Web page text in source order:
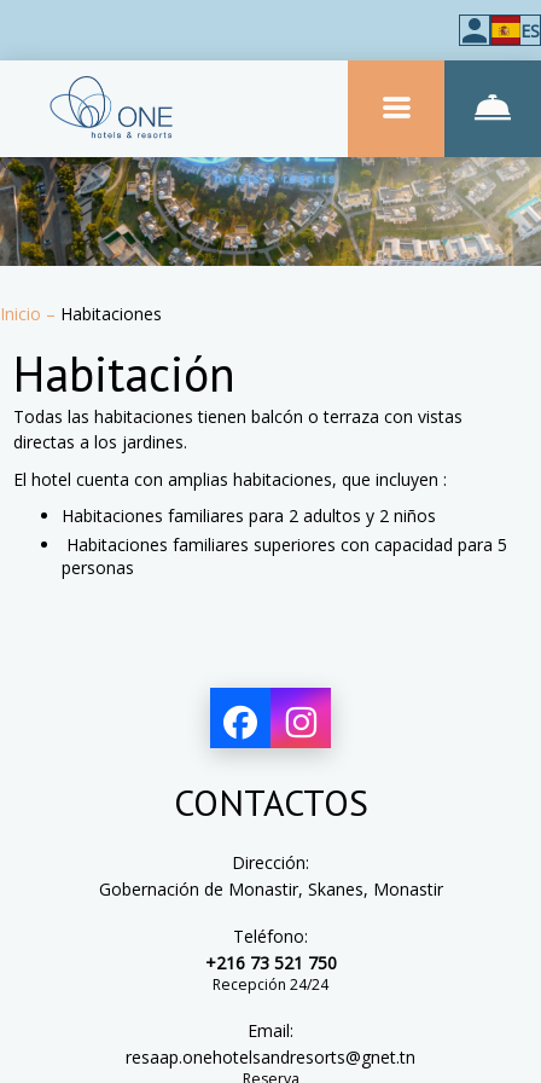
ES
Inicio – Habitaciones
Habitación
Todas las habitaciones tienen balcón o terraza con vistas
directas a los jardines.
El hotel cuenta con amplias habitaciones, que incluyen :
Habitaciones familiares para 2 adultos y 2 niños
Habitaciones familiares superiores con capacidad para 5
personas
CONTACTOS
Dirección:
Gobernación de Monastir, Skanes, Monastir
Teléfono:
+216 73 521 750
Recepción 24/24
Email:
resaap.onehotelsandresorts@gnet.tn
Reserva